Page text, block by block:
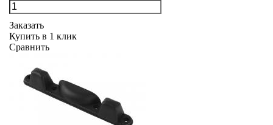
Заказать
Купить в 1 клик
Сравнить